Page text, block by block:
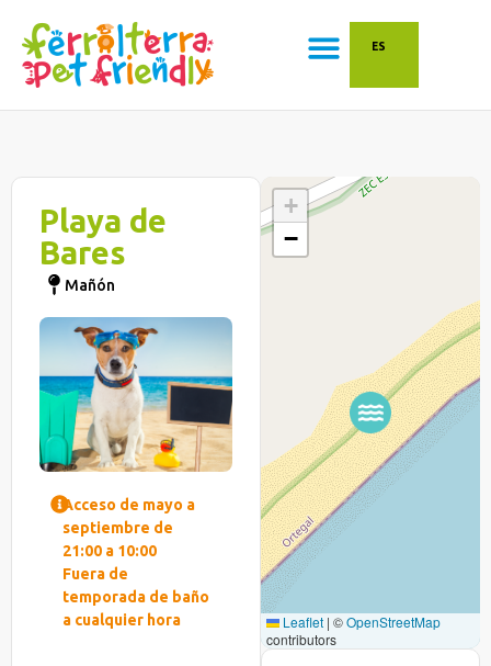
ES
Playa de
Bares
Mañón
Acceso de mayo a
septiembre de
21:00 a 10:00
Fuera de
temporada de baño
a cualquier hora
+
−
Leaflet | ©OpenStreetMap
contributors